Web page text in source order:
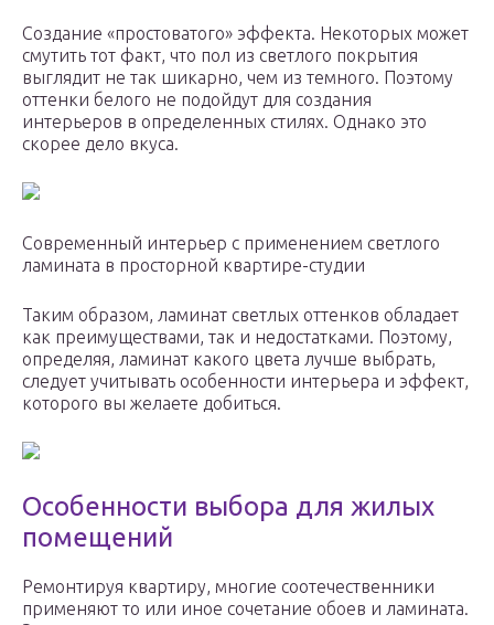
Создание «простоватого» эффекта. Некоторых может
смутить тот факт, что пол из светлого покрытия
выглядит не так шикарно, чем из темного. Поэтому
оттенки белого не подойдут для создания
интерьеров в определенных стилях. Однако это
скорее дело вкуса.
Современный интерьер с применением светлого
ламината в просторной квартире-студии
Таким образом, ламинат светлых оттенков обладает
как преимуществами, так и недостатками. Поэтому,
определяя, ламинат какого цвета лучше выбрать,
следует учитывать особенности интерьера и эффект,
которого вы желаете добиться.
Особенности выбора для жилых
помещений
Ремонтируя квартиру, многие соотечественники
применяют то или иное сочетание обоев и ламината.